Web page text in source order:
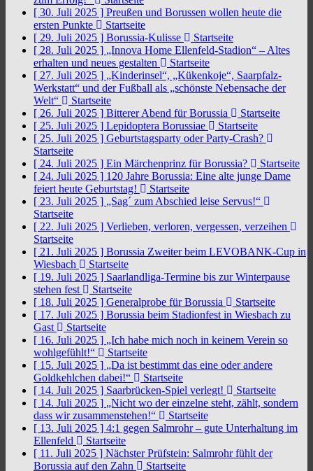
[ 30. Juli 2025 ] Preußen und Borussen wollen heute die
ersten Punkte
Startseite
[ 29. Juli 2025 ] Borussia-Kulisse
Startseite
[ 28. Juli 2025 ] „Innova Home Ellenfeld-Stadion“ – Altes
erhalten und neues gestalten
Startseite
[ 27. Juli 2025 ] „Kinderinsel“, „Kükenkoje“, Saarpfalz-
Werkstatt“ und der Fußball als „schönste Nebensache der
Welt“
Startseite
[ 26. Juli 2025 ] Bitterer Abend für Borussia
Startseite
[ 25. Juli 2025 ] Lepidoptera Borussiae
Startseite
[ 25. Juli 2025 ] Geburtstagsparty oder Party-Crash?
Startseite
[ 24. Juli 2025 ] Ein Märchenprinz für Borussia?
Startseite
[ 24. Juli 2025 ] 120 Jahre Borussia: Eine alte junge Dame
feiert heute Geburtstag!
Startseite
[ 23. Juli 2025 ] „Sag´ zum Abschied leise Servus!“
Startseite
[ 22. Juli 2025 ] Verlieben, verloren, vergessen, verzeihen
Startseite
[ 21. Juli 2025 ] Borussia Zweiter beim LEVOBANK-Cup in
Wiesbach
Startseite
[ 19. Juli 2025 ] Saarlandliga-Termine bis zur Winterpause
stehen fest
Startseite
[ 18. Juli 2025 ] Generalprobe für Borussia
Startseite
[ 17. Juli 2025 ] Borussia beim Stadionfest in Wiesbach zu
Gast
Startseite
[ 16. Juli 2025 ] „Ich habe mich noch in keinem Verein so
wohlgefühlt!“
Startseite
[ 15. Juli 2025 ] „Da ist bestimmt das eine oder andere
Goldkehlchen dabei!“
Startseite
[ 14. Juli 2025 ] Saarbrücken-Spiel verlegt!
Startseite
[ 14. Juli 2025 ] „Nicht wo der einzelne steht, zählt, sondern
dass wir zusammenstehen!“
Startseite
[ 13. Juli 2025 ] 4:1 gegen Salmrohr – gute Unterhaltung im
Ellenfeld
Startseite
[ 11. Juli 2025 ] Nächster Prüfstein: Salmrohr fühlt der
Borussia auf den Zahn
Startseite